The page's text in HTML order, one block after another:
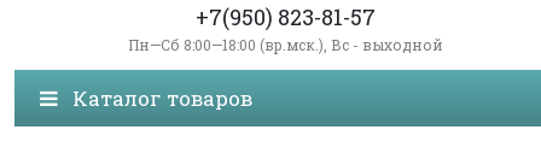
+7(950) 823-81-57
Пн—Сб 8:00—18:00 (вр.мск.), Вс - выходной
Каталог товаров